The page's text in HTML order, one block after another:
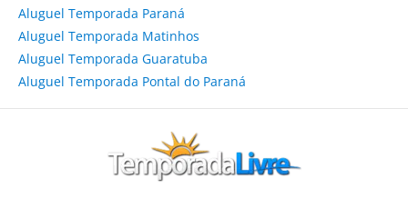
Aluguel Temporada Paraná
Aluguel Temporada Matinhos
Aluguel Temporada Guaratuba
Aluguel Temporada Pontal do Paraná